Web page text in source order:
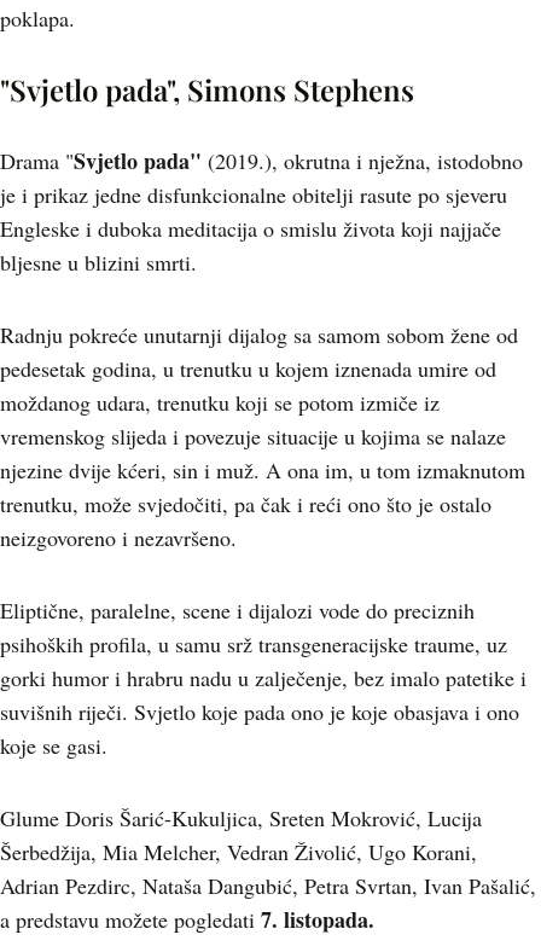
poklapa.
"Svjetlo pada", Simons Stephens
Drama "Svjetlo pada" (2019.), okrutna i nježna, istodobno
je i prikaz jedne disfunkcionalne obitelji rasute po sjeveru
Engleske i duboka meditacija o smislu života koji najjače
bljesne u blizini smrti.
Radnju pokreće unutarnji dijalog sa samom sobom žene od
pedesetak godina, u trenutku u kojem iznenada umire od
moždanog udara, trenutku koji se potom izmiče iz
vremenskog slijeda i povezuje situacije u kojima se nalaze
njezine dvije kćeri, sin i muž. A ona im, u tom izmaknutom
trenutku, može svjedočiti, pa čak i reći ono što je ostalo
neizgovoreno i nezavršeno.
Eliptične, paralelne, scene i dijalozi vode do preciznih
psihoških profila, u samu srž transgeneracijske traume, uz
gorki humor i hrabru nadu u zalječenje, bez imalo patetike i
suvišnih riječi. Svjetlo koje pada ono je koje obasjava i ono
koje se gasi.
Glume Doris Šarić-Kukuljica, Sreten Mokrović, Lucija
Šerbedžija, Mia Melcher, Vedran Živolić, Ugo Korani,
Adrian Pezdirc, Nataša Dangubić, Petra Svrtan, Ivan Pašalić,
a predstavu možete pogledati 7. listopada.